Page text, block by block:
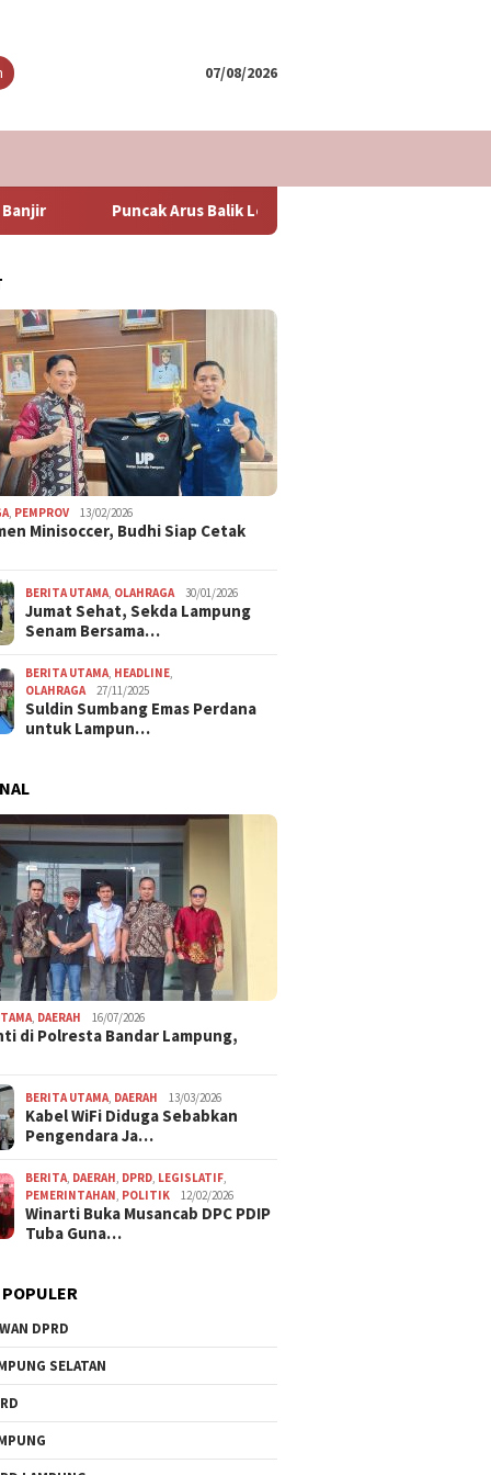
07/08/2026
Arus Balik Lebaran 2024 Diperkirakan Hari Minggu Besok
PEMPROV 13/02/2026
Minisoccer, Budhi Siap Cetak
BERITA UTAMA OLAHRAGA 30/01/2026
Jumat Sehat, Sekda Lampung
Senam Bersama…
BERITA UTAMA HEADLINE
OLAHRAGA
27/11/2025
Suldin Sumbang Emas Perdana
untuk Lampun…
DAERAH 16/07/2026
di Polresta Bandar Lampung,
BERITA UTAMA DAERAH 13/03/2026
Kabel WiFi Diduga Sebabkan
Pengendara Ja…
BERITA DAERAH DPRD LEGISLATIF
PEMERINTAHAN POLITIK 12/02/2026
Winarti Buka Musancab DPC PDIP
Tuba Guna…
DPRD
SELATAN